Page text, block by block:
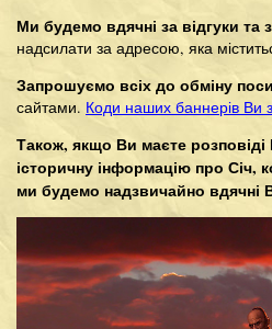
Ми будемо вдячні за відгуки та
надсилати за адресою, яка
Запрошуємо всіх до обміну
сайтами. Коди наших баннерів Ви
Також, якщо Ви маєте
історичну інформацію про Січ,
ми будемо надзвичайно вдячні